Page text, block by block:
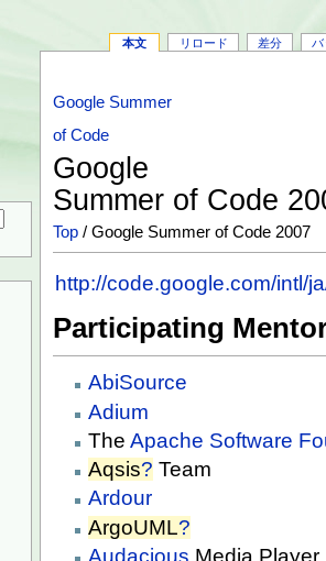
本文 リロード 差分 バ
Google Summer
of Code
Google
Summer of Code
Top / Google Summer of Code 2007
http://code.google.com/intl/
Participating
AbiSource
Adium
TheApache Software
Aqsis? Team
Ardour
ArgoUML?
Audacious Media Player